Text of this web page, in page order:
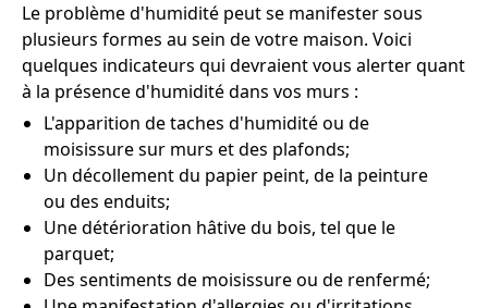
Le problème d'humidité peut se manifester sous
plusieurs formes au sein de votre maison. Voici
quelques indicateurs qui devraient vous alerter quant
à la présence d'humidité dans vos murs :
L'apparition de taches d'humidité ou de
moisissure sur murs et des plafonds;
Un décollement du papier peint, de la peinture
ou des enduits;
Une détérioration hâtive du bois, tel que le
parquet;
Des sentiments de moisissure ou de renfermé;